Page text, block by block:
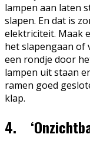
lampen aan laten
slapen. En dat is
elektriciteit. Maak
het slapengaan of
een rondje door
lampen uit staan
ramen goed
klap.
4.